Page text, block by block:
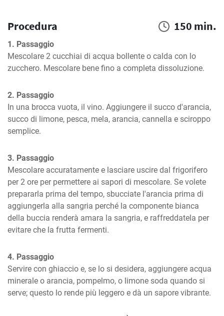
Procedura 150 min.
1. Passaggio
Mescolare 2 cucchiai di acqua bollente o calda con lo
zucchero. Mescolare bene fino a completa dissoluzione.
2. Passaggio
In una brocca vuota, il vino. Aggiungere il succo d'arancia,
succo di limone, pesca, mela, arancia, cannella e sciroppo
semplice.
3. Passaggio
Mescolare accuratamente e lasciare uscire dal frigorifero
per 2 ore per permettere ai sapori di mescolare. Se volete
prepararla prima del tempo, sbucciate l'arancia prima di
aggiungerla alla sangria perché la componente bianca
della buccia renderà amara la sangria, e raffreddatela per
evitare che la frutta fermenti.
4. Passaggio
Servire con ghiaccio e, se lo si desidera, aggiungere acqua
minerale o arancia, pompelmo, o limone soda quando si
serve; questo lo rende più leggero e dà un sapore vibrante.